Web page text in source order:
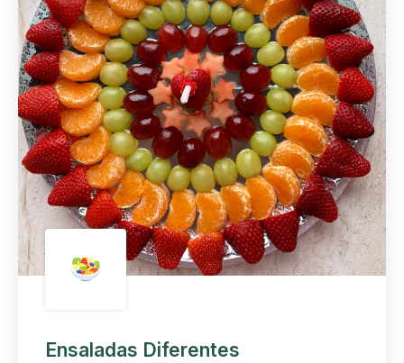
Ensaladas Diferentes